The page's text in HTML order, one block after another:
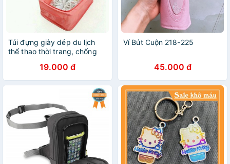
Túi đựng giày dép du lịch
thể thao thời trang, chống
mềm, thoáng khí, không
thấm nước
19.000 đ
Ví Bút Cuộn 218-225
45.000 đ